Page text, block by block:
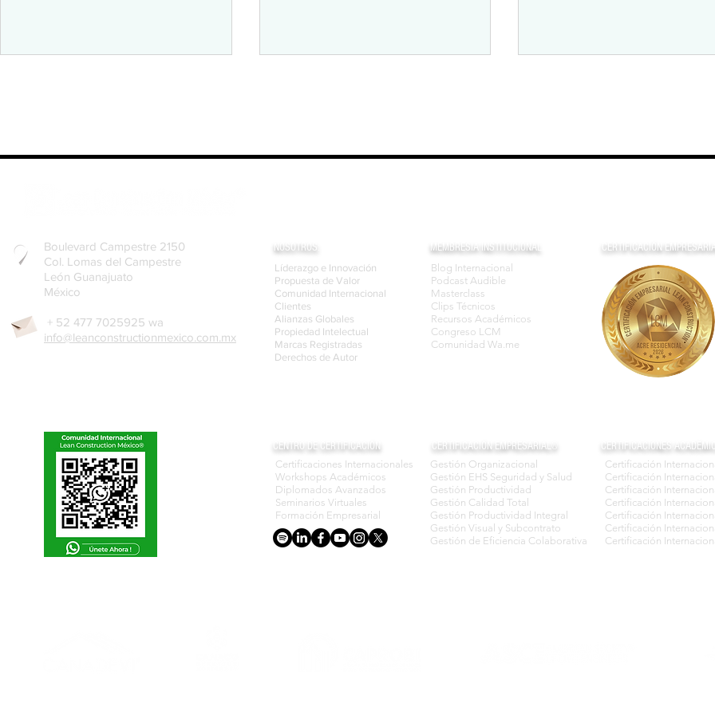
Hiperconectado
Boulevard Campestre 2150
Col. Lomas del Campestre
León Guanajuato
México
+ 52 477 7025925 wa
info@leanconstructionmexico.com.mx
NOSOTROS:
Líderazgo e Innovación
Propuesta de Valor
Comunidad Internacional
Clientes
Alianzas Globales
Propiedad Intelectual
Marcas Registradas
Derechos de Autor
MEMBRESIA INSTITUCIONAL
Blog Internacional
Podcast Audible
Masterclass
Clips Técnicos
Recursos Académicos
Congreso LCM
Comunidad Wa.me
CERTIFICACIÓN
CENTRO DE CERTIFICACIÓN CERTIFICACIÓN EMPRESARIAL®
Certificaciones Internacionales
Workshops Académicos
Diplomados Avanzados
Seminarios Virtuales
Formación Empresarial
Gestión Organizacional
Gestión EHS Seguridad y Salud
Gestión Productividad
Gestión Calidad Total
Gestión Productividad Integral
Gestión Visual y Subcontrato
Gestión de Eficiencia Colaborativa
CERTIFICACIONES
Certificación
Certificación
Certificación
Certificación
Certificación
Certificación
Certificación